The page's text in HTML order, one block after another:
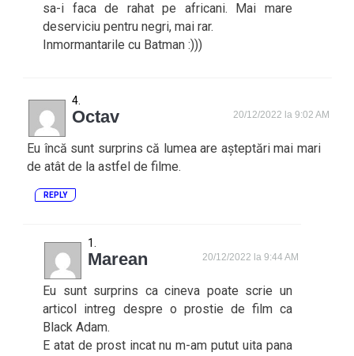
sa-i faca de rahat pe africani. Mai mare
deserviciu pentru negri, mai rar.
Inmormantarile cu Batman :)))
Octav 20/12/2022 la 9:02 AM
Eu încă sunt surprins că lumea are așteptări mai mari
de atât de la astfel de filme.
REPLY
Marean 20/12/2022 la 9:44 AM
Eu sunt surprins ca cineva poate scrie un
articol intreg despre o prostie de film ca
Black Adam.
E atat de prost incat nu m-am putut uita pana